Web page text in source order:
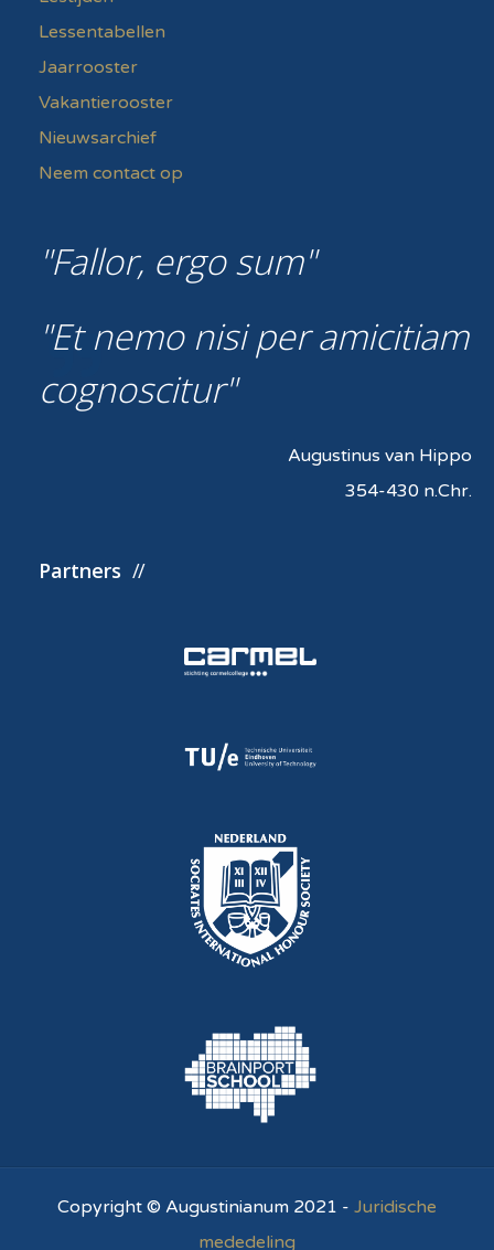
Lessentabellen
Jaarrooster
Vakantierooster
Nieuwsarchief
Neem contact op
Fallor, ergo sum
Et nemo nisi per amicitiam
cognoscitur
Augustinus van Hippo
354-430 n.Chr.
Partners
Copyright © Augustinianum 2021 - Juridische
mededeling